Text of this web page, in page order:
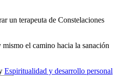
un terapeuta de Constelaciones
mismo el camino hacia la sanación
Espiritualidad y desarrollo personal